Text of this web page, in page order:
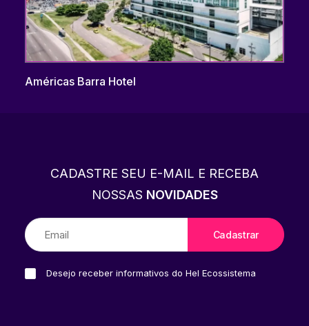
Américas Barra Hotel
CADASTRE SEU E-MAIL E RECEBA
NOSSAS NOVIDADES
Desejo receber informativos do Hel Ecossistema